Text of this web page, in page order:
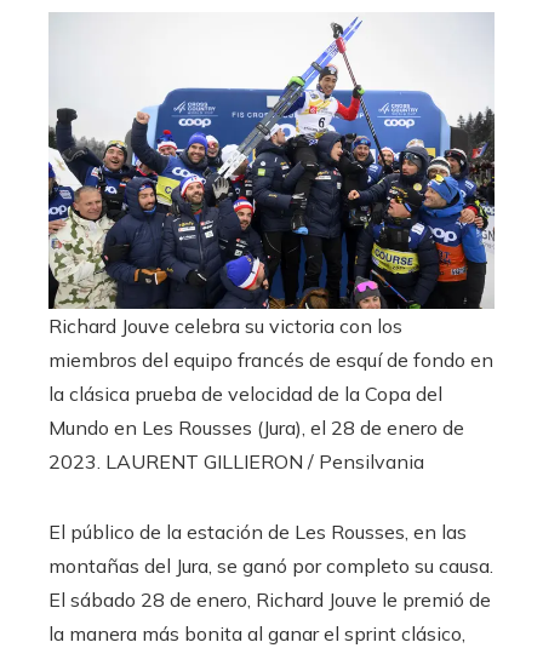
Richard Jouve celebra su victoria con los
miembros del equipo francés de esquí de fondo en
la clásica prueba de velocidad de la Copa del
Mundo en Les Rousses (Jura), el 28 de enero de
2023. LAURENT GILLIERON / Pensilvania
El público de la estación de Les Rousses, en las
montañas del Jura, se ganó por completo su causa.
El sábado 28 de enero, Richard Jouve le premió de
la manera más bonita al ganar el sprint clásico,